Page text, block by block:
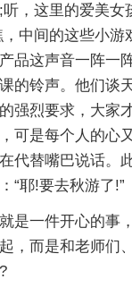
，这里的爱美女
中间的这些小游
品这声音一阵一
的铃声。他们谈
强烈要求，大家
可是每个人的心
代替嘴巴说话。
“耶!要去秋游了!”
是一件开心的事
，而是和老师们